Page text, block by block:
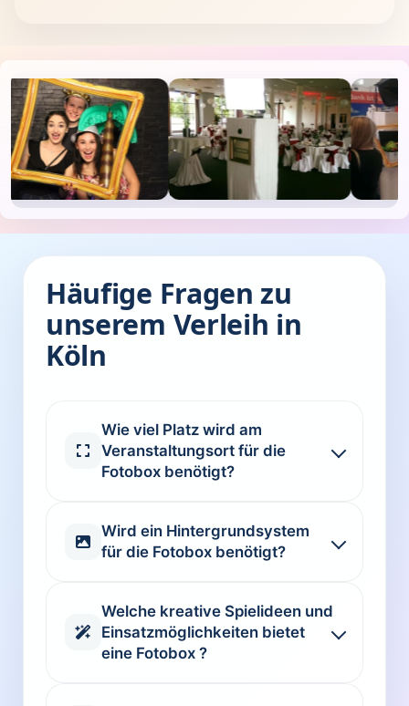
Häufige Fragen zu
unserem Verleih in
Köln
Wie viel Platz wird am
Veranstaltungsort für die
Fotobox benötigt?
Wird ein Hintergrundsystem
für die Fotobox benötigt?
Welche kreative Spielideen und
Einsatzmöglichkeiten bietet
eine Fotobox ?